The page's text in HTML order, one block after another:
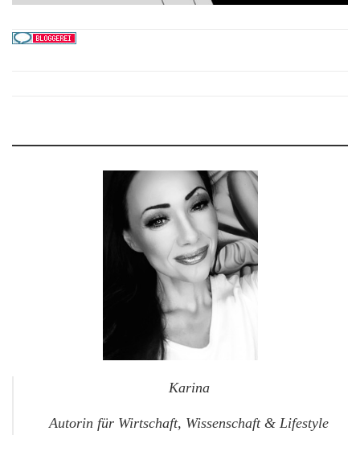
Karina
Autorin für Wirtschaft, Wissenschaft & Lifestyle